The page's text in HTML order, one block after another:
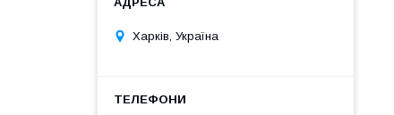
Харків, Україна